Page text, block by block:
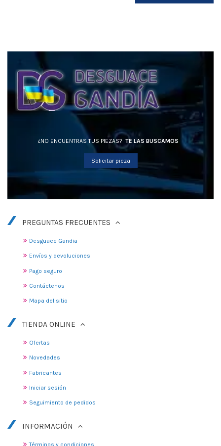
¿NO ENCUENTRAS TUS PIEZAS? TE LAS BUSCAMOS
Solicitar pieza
PREGUNTAS FRECUENTES
Desguace Gandia
Envíos y devoluciones
Pago seguro
Contáctenos
Mapa del sitio
TIENDA ONLINE
Ofertas
Novedades
Fabricantes
Iniciar sesión
Seguimiento de pedidos
INFORMACIÓN
Términos y condiciones